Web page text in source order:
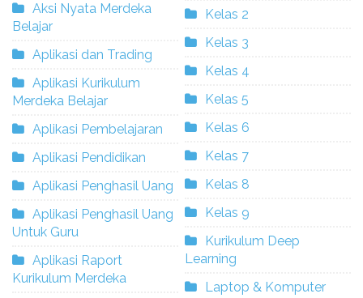
Aksi Nyata Merdeka
Belajar
Aplikasi dan Trading
Aplikasi Kurikulum
Merdeka Belajar
Aplikasi Pembelajaran
Aplikasi Pendidikan
Aplikasi Penghasil Uang
Aplikasi Penghasil Uang
Untuk Guru
Aplikasi Raport
Kurikulum Merdeka
Kelas 2
Kelas 3
Kelas 4
Kelas 5
Kelas 6
Kelas 7
Kelas 8
Kelas 9
Kurikulum Deep
Learning
Laptop & Komputer